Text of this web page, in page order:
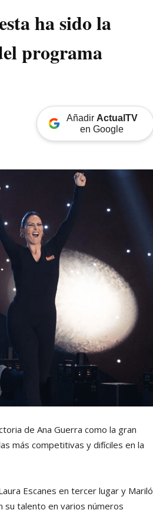
ha sido la
programa
Añadir ActualTV
en Google
de Ana Guerra como la gran
más competitivas y difíciles en la
Escanes en tercer lugar y Mariló
su talento en varios números